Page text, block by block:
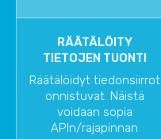
RÄÄTÄLÖITY
TIETOJEN TUONTI
Räätälöidyt tiedonsiirrot
onnistuvat. Näistä
voidaan sopia
APIn/rajapinnan